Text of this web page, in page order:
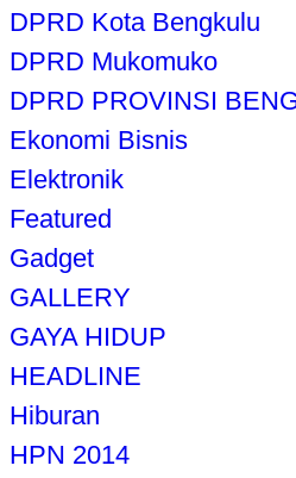
DPRD Kota Bengkulu
DPRD Mukomuko
DPRD PROVINSI
Ekonomi Bisnis
Elektronik
Featured
Gadget
GALLERY
GAYA HIDUP
HEADLINE
Hiburan
HPN 2014